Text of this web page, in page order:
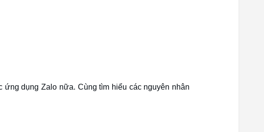
dụng Zalo nữa. Cùng tìm hiểu các nguyên nhân